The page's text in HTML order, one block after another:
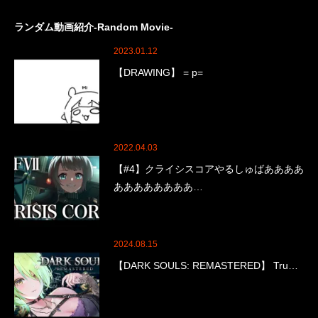
ランダム動画紹介-Random Movie-
2023.01.12
【DRAWING】 = p=
2022.04.03
【#4】クライシスコアやるしゅばああああ
ああああああああ…
2024.08.15
【DARK SOULS: REMASTERED】 Tru…